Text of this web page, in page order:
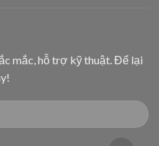
mắc, hỗ trợ kỹ thuật. Để lại